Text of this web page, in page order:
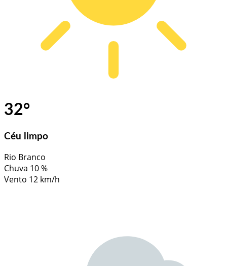
32°
Céu limpo
Rio Branco
Chuva 10 %
Vento 12 km/h